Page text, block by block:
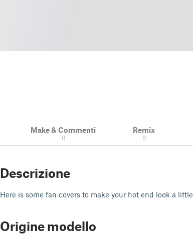
Make & Commenti
0
Remix
0
Descrizione
Here is some fan covers to make your hot end look a
Origine modello